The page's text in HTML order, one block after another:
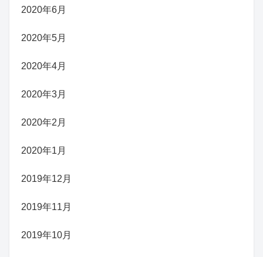
2020年6月
2020年5月
2020年4月
2020年3月
2020年2月
2020年1月
2019年12月
2019年11月
2019年10月